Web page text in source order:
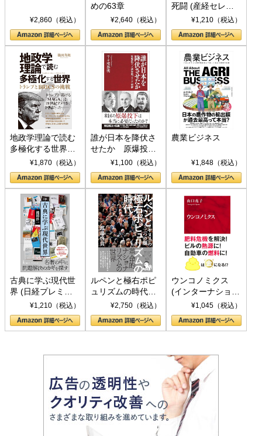
¥2,860（税込）
めの63章
¥2,640（税込）
死闘 (産経セレク
ト S 039)¥1,210（税込）
地政学理論で読む
多極化する世界：
トランプとBRICS
の挑戦
¥1,870（税込）
誰が日本を降伏さ
せたか 原爆投
下、ソ連参戦、そ
して聖断 (PHP新
書)
¥1,100（税込）
農業ビジネス
¥1,848（税込）
古典に学ぶ現代世
界 (日経プレミア
シリーズ)¥1,210（税込）
ルペンと極右ポピ
ュリズムの時代：
〈ヤヌス〉の二つ
の顔
¥2,750（税込）
ウンコノミクス
(インターナショナ
ル新書)¥1,045（税込）